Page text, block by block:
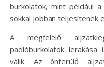
burkolatok, mint például
sokkal jobban teljesítenek
A megfelelő
padlóburkolatok
válik. Az önterülő